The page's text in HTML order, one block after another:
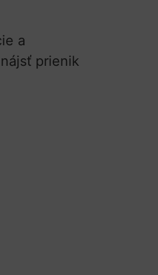
a
prienik